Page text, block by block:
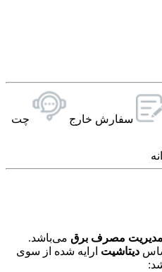
سفارش خارج چت
مصرف برق می‌باشد.
دیتاشیت ارایه شده از سوی